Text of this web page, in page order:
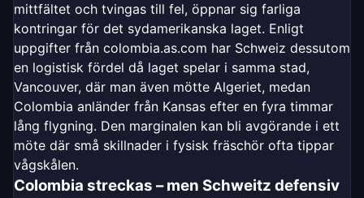
mittfältet och tvingas till fel, öppnar sig farliga
kontringar för det sydamerikanska laget. Enligt
uppgifter från colombia.as.com har Schweiz dessutom
en logistisk fördel då laget spelar i samma stad,
Vancouver, där man även mötte Algeriet, medan
Colombia anländer från Kansas efter en fyra timmar
lång flygning. Den marginalen kan bli avgörande i ett
möte där små skillnader i fysisk fräschör ofta tippar
vågskålen.
Colombia streckas – men Schweitz defensiv